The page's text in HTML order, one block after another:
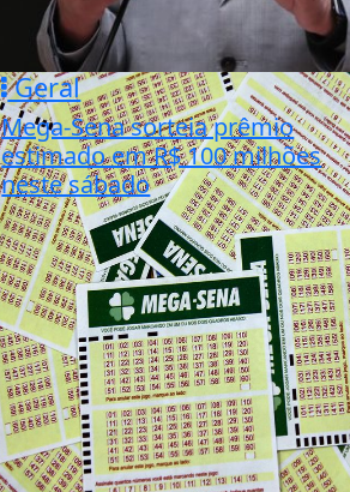
Geral
Mega-Sena sorteia prêmio
estimado em R$ 100 milhões
neste sábado